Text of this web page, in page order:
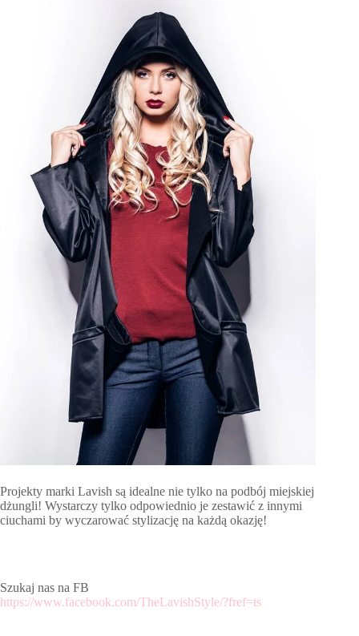
Projekty marki Lavish są idealne nie tylko na podbój miejskiej
dżungli! Wystarczy tylko odpowiednio je zestawić z innymi
ciuchami by wyczarować stylizację na każdą okazję!
Szukaj nas na FB
https://www.facebook.com/TheLavishStyle/?fref=ts